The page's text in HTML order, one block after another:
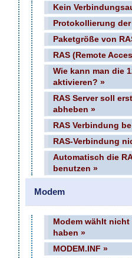
Kein
Protokollierung
Paketgröße von
RAS (Remote
Wie kann man die
aktivieren? »
RAS Server soll
abheben »
RAS Verbindung
RAS-Verbindung
Automatisch die
benutzen »
Modem
Modem wählt
haben »
MODEM.INF »